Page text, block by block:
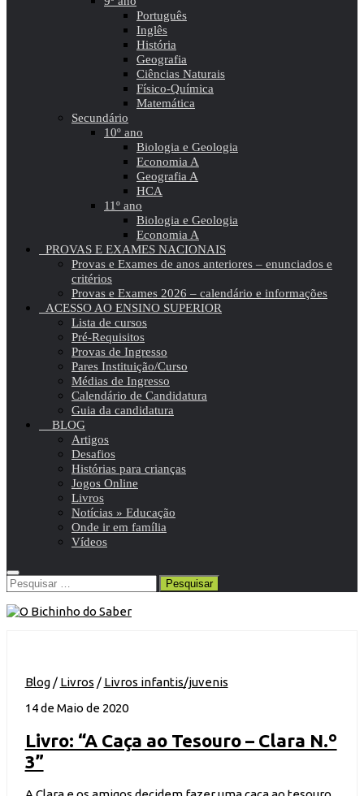
Português
Inglês
História
Geografia
Ciências Naturais
Físico-Química
Matemática
Secundário
10º ano
Biologia e Geologia
Economia A
Geografia A
HCA
11º ano
Biologia e Geologia
Economia A
PROVAS E EXAMES NACIONAIS
Provas e Exames de anos anteriores – enunciados e
critérios
Provas e Exames 2026 – calendário e informações
ACESSO AO ENSINO SUPERIOR
Lista de cursos
Pré-Requisitos
Provas de Ingresso
Pares Instituição/Curso
Médias de Ingresso
Calendário de Candidatura
Guia da candidatura
BLOG
Artigos
Desafios
Histórias para crianças
Jogos Online
Livros
Notícias » Educação
Onde ir em família
Vídeos
Pesquisar
por:
Blog/ Livros / Livros infantis/juvenis
14 de Maio de 2020
Livro: “A Caça ao Tesouro – Clara N.º
3”